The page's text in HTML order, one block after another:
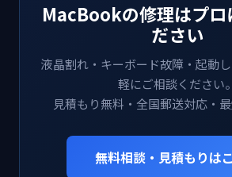
MacBookの修理はプロ
ださい
液晶割れ・キーボード故障・起動
軽にご相談ください。
見積もり無料・全国郵送対応・最
無料相談・見積もりは